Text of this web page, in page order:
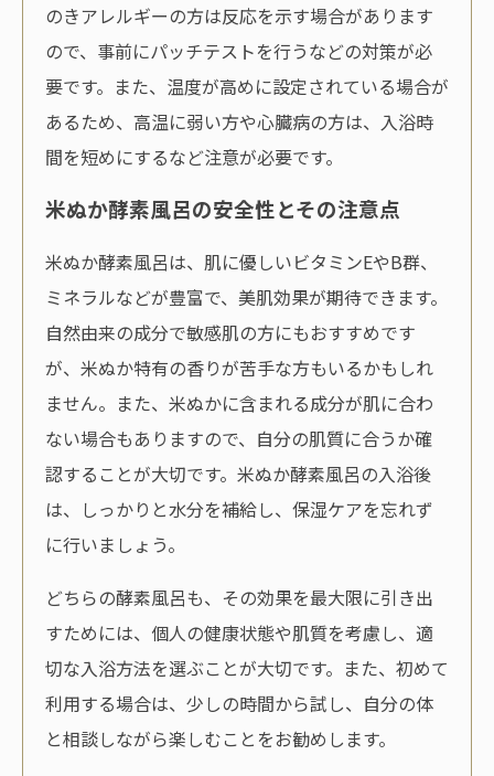
のきアレルギーの方は反応を示す場合があります
ので、事前にパッチテストを行うなどの対策が必
要です。また、温度が高めに設定されている場合が
あるため、高温に弱い方や心臓病の方は、入浴時
間を短めにするなど注意が必要です。
米ぬか酵素風呂の安全性とその注意点
米ぬか酵素風呂は、肌に優しいビタミンEやB群、
ミネラルなどが豊富で、美肌効果が期待できます。
自然由来の成分で敏感肌の方にもおすすめです
が、米ぬか特有の香りが苦手な方もいるかもしれ
ません。また、米ぬかに含まれる成分が肌に合わ
ない場合もありますので、自分の肌質に合うか確
認することが大切です。米ぬか酵素風呂の入浴後
は、しっかりと水分を補給し、保湿ケアを忘れず
に行いましょう。
どちらの酵素風呂も、その効果を最大限に引き出
すためには、個人の健康状態や肌質を考慮し、適
切な入浴方法を選ぶことが大切です。また、初めて
利用する場合は、少しの時間から試し、自分の体
と相談しながら楽しむことをお勧めします。